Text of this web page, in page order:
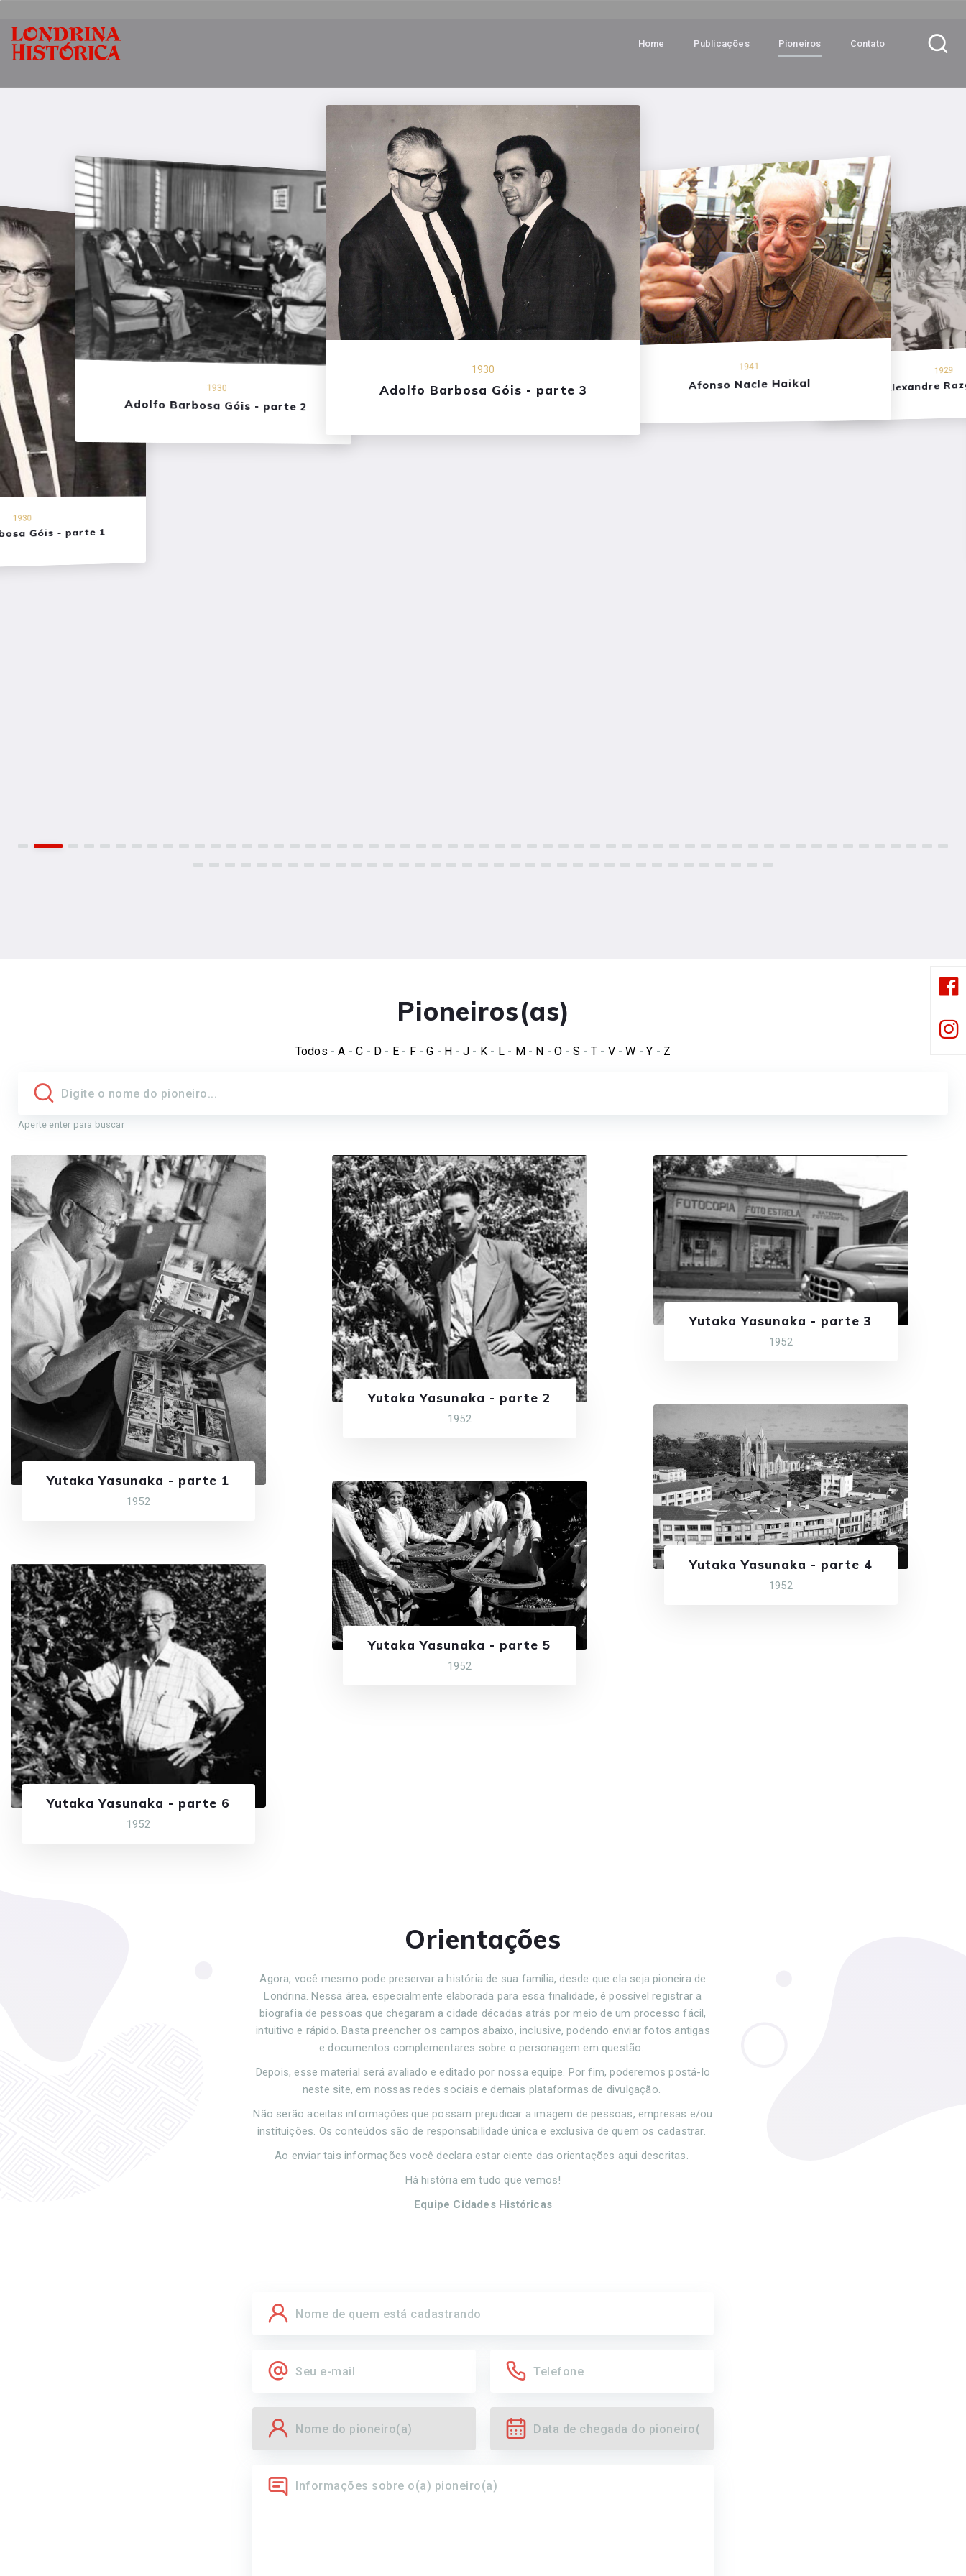
Home Publicações Pioneiros Contato
1930
Góis - parte 1
1930
Adolfo Barbosa Góis - parte 2
1930
Adolfo Barbosa Góis - parte 3
1941
Afonso Nacle Haikal
1929
Alexandre
Pioneiros(as)
Todos -A -C - D - E - F-G - H -J - K - L- M- N -O - S - T- V-W -Y - Z
Aperte enter para buscar
Yutaka Yasunaka - parte 1
1952
Yutaka Yasunaka - parte 2
1952
Yutaka Yasunaka - parte 3
1952
Yutaka Yasunaka - parte 4
1952
Yutaka Yasunaka - parte 5
1952
Yutaka Yasunaka - parte 6
1952
Orientações
Agora, você mesmo pode preservar a história de sua família, desde que ela seja pioneira de
Londrina. Nessa área, especialmente elaborada para essa finalidade, é possível registrar a
biografia de pessoas que chegaram a cidade décadas atrás por meio de um processo fácil,
intuitivo e rápido. Basta preencher os campos abaixo, inclusive, podendo enviar fotos antigas
e documentos complementares sobre o personagem em questão.
Depois, esse material será avaliado e editado por nossa equipe. Por fim, poderemos postá-lo
neste site, em nossas redes sociais e demais plataformas de divulgação.
Não serão aceitas informações que possam prejudicar a imagem de pessoas, empresas e/ou
instituições. Os conteúdos são de responsabilidade única e exclusiva de quem os cadastrar.
Ao enviar tais informações você declara estar ciente das orientações aqui descritas.
Há história em tudo que vemos!
Equipe Cidades Históricas